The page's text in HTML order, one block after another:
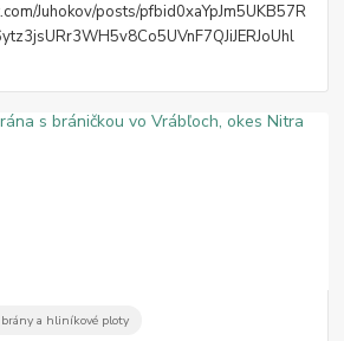
Juhokov/posts/pfbid0xaYpJm5UKB57R
a hliníkové ploty